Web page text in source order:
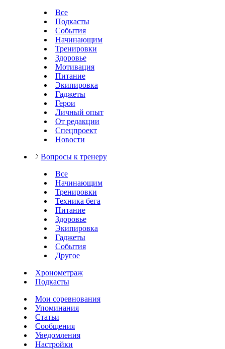
Все
Подкасты
События
Начинающим
Тренировки
Здоровье
Мотивация
Питание
Экипировка
Гаджеты
Герои
Личный опыт
От редакции
Спецпроект
Новости
Вопросы к тренеру
Все
Начинающим
Тренировки
Техника бега
Питание
Здоровье
Экипировка
Гаджеты
События
Другое
Хронометраж
Подкасты
Мои соревнования
Упоминания
Статьи
Сообщения
Уведомления
Настройки